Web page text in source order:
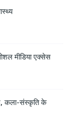
मीडिया एक्सेस
कला-संस्कृति के